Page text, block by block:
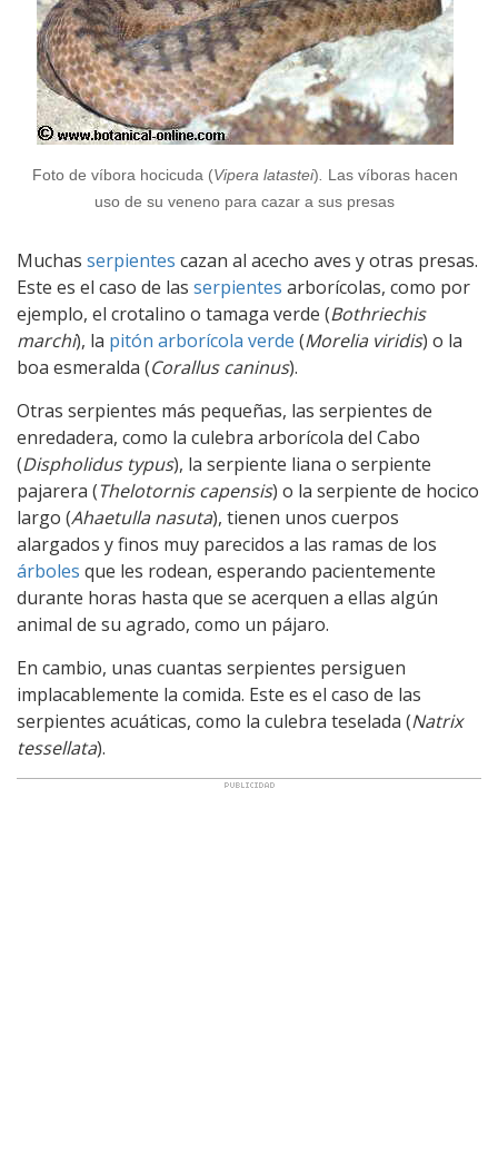
Foto de víbora hocicuda (Vipera latastei)
Las víboras hacen
uso de su veneno para cazar a sus presas
Muchas serpientes cazan al acecho aves y otras presas.
Este es el caso de las serpientes arborícolas, como por
ejemplo, el crotalino o tamaga verde (Bothriechis
marchi), la pitón arborícola verde (Morelia viridis) o la
boa esmeralda (Corallus caninus).
Otras serpientes más pequeñas, las serpientes de
enredadera, como la culebra arborícola del Cabo
(Dispholidus typus), la serpiente liana o serpiente
pajarera (Thelotornis capensis) o la serpiente de hocico
largo (Ahaetulla nasuta), tienen unos cuerpos
alargados y finos muy parecidos a las ramas de los
árboles que les rodean, esperando pacientemente
durante horas hasta que se acerquen a ellas algún
animal de su agrado, como un pájaro.
En cambio, unas cuantas serpientes persiguen
implacablemente la comida. Este es el caso de las
serpientes acuáticas, como la culebra teselada (Natrix
tessellata).